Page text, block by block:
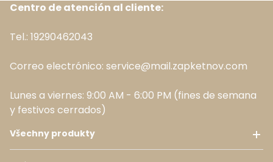
Centro de atención al cliente:
Tel.: 19290462043
Correo electrónico: service@mail.zapketnov.com
Lunes a viernes: 9:00 AM - 6:00 PM (fines de semana
y festivos cerrados)
Všechny produkty